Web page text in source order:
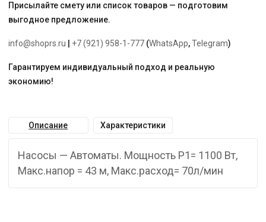
Присылайте смету или список товаров — подготовим
выгодное предложение.
info@shoprs.ru +7 (921) 958-1-777 (WhatsApp,Telegram)
Гарантируем индивидуальный подход и реальную
экономию!
Описание Характеристики
Насосы — Автоматы. Мощность P1= 1100 Вт,
Макс.напор = 43 м, Макс.расход= 70л/мин